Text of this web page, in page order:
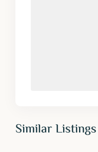
Similar Listings